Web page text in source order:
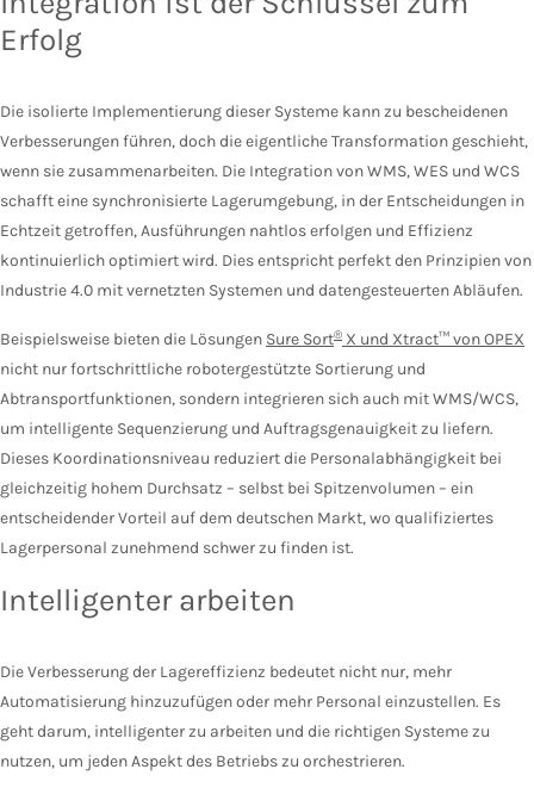
Erfolg
Die isolierte Implementierung dieser Systeme kann zu bescheidenen
Verbesserungen führen, doch die eigentliche Transformation geschieht,
wenn sie zusammenarbeiten. Die Integration von WMS, WES und WCS
schafft eine synchronisierte Lagerumgebung, in der Entscheidungen in
Echtzeit getroffen, Ausführungen nahtlos erfolgen und Effizienz
kontinuierlich optimiert wird. Dies entspricht perfekt den Prinzipien von
Industrie 4.0 mit vernetzten Systemen und datengesteuerten Abläufen.
Beispielsweise bieten die Lösungen Sure Sort® X und Xtract™ von OPEX
nicht nur fortschrittliche robotergestützte Sortierung und
Abtransportfunktionen, sondern integrieren sich auch mit WMS/WCS,
um intelligente Sequenzierung und Auftragsgenauigkeit zu liefern.
Dieses Koordinationsniveau reduziert die Personalabhängigkeit bei
gleichzeitig hohem Durchsatz – selbst bei Spitzenvolumen – ein
entscheidender Vorteil auf dem deutschen Markt, wo qualifiziertes
Lagerpersonal zunehmend schwer zu finden ist.
Intelligenter arbeiten
Die Verbesserung der Lagereffizienz bedeutet nicht nur, mehr
Automatisierung hinzuzufügen oder mehr Personal einzustellen. Es
geht darum, intelligenter zu arbeiten und die richtigen Systeme zu
nutzen, um jeden Aspekt des Betriebs zu orchestrieren.